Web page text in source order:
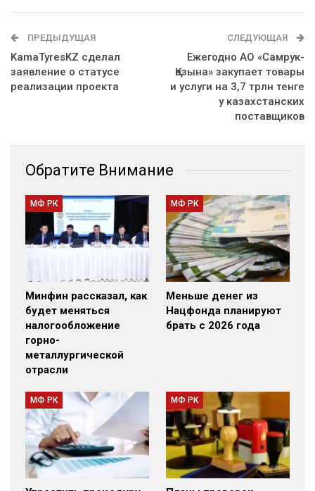
ПРЕДЫДУЩАЯ
KamaTyresKZ сделал
заявление о статусе
реализации проекта
СЛЕДУЮЩАЯ
Ежегодно АО «Самрук-
Қазына» закупает товары
и услуги на 3,7 трлн тенге
у казахстанских
поставщиков
Обратите Внимание
МФ РК
Минфин рассказал, как
будет меняться
налогообложение
горно-
металлургической
отрасли
МФ РК
Меньше денег из
Нацфонда планируют
брать с 2026 года
МФ РК МФ РК